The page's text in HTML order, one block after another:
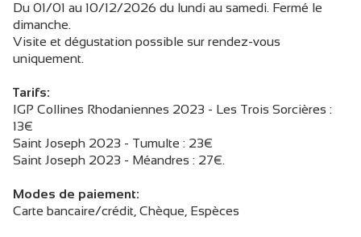
Du 01/01 au 10/12/2026 du lundi au samedi. Fermé le
dimanche.
Visite et dégustation possible sur rendez-vous
uniquement.
Tarifs:
IGP Collines Rhodaniennes 2023 - Les Trois Sorcières :
13€
Saint Joseph 2023 - Tumulte : 23€
Saint Joseph 2023 - Méandres : 27€.
Modes de paiement:
Carte bancaire/crédit, Chèque, Espèces